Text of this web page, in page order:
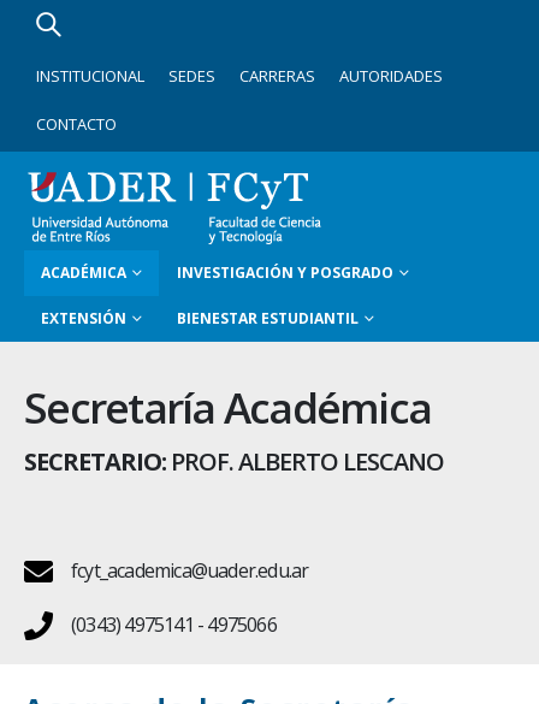
INSTITUCIONAL SEDES CARRERAS AUTORIDADES
CONTACTO
ACADÉMICA INVESTIGACIÓN Y POSGRADO
EXTENSIÓN BIENESTAR ESTUDIANTIL
Secretaría Académica
SECRETARIO: PROF. ALBERTO LESCANO
fcyt_academica@uader.edu.ar
(0343) 4975141 - 4975066